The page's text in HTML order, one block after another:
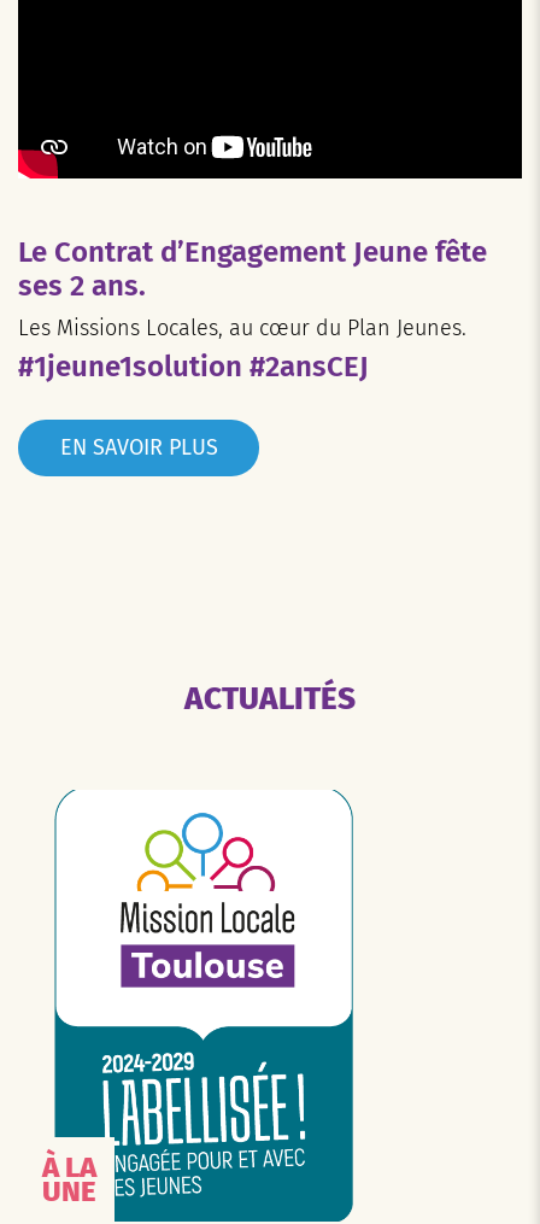
Le Contrat d’Engagement Jeune fête
ses 2 ans.
Les Missions Locales, au cœur du Plan Jeunes.
#1jeune1solution #2ansCEJ
EN SAVOIR PLUS
ACTUALITÉS
À LA
UNE